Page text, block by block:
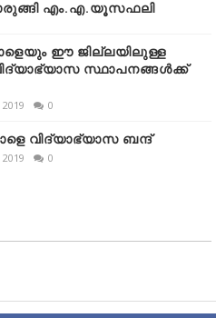
എം.എ.യൂസഫലി
ഈ ജില്ലയിലുള്ള
സ്ഥാപനങ്ങൾക്ക്
0
വിദ്യാഭ്യാസ ബന്ദ്
0